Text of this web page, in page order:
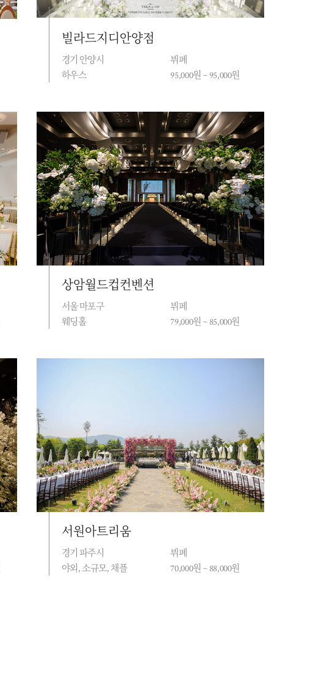
빌라드지디안양점
경기 안양시
하우스
뷔페
95,000원 ~ 95,000원
상암월드컵컨벤션
서울 마포구
웨딩홀
뷔페
79,000원 ~ 85,000원
서원아트리움
경기 파주시
야외, 소규모, 채플
뷔페
70,000원 ~ 88,000원